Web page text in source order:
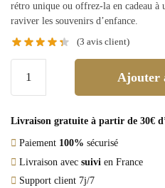
rétro unique ou offrez-la en cadeau à
raviver les souvenirs d’enfance.
(3 avis client)
Ajouter
Livraison gratuite à partir de 30€
Paiement 100% sécurisé
Livraison avec suivi en France
Support client 7j/7